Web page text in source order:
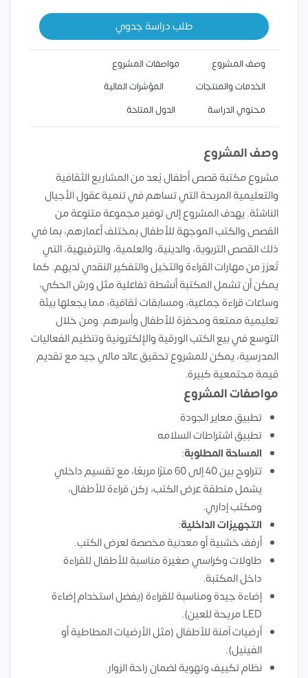
طلب دراسة جدوي
وصف المشروع
مواصفات المشروع
الخدمات والمنتجات
المؤشرات المالية
محتوي الدراسة
الدول المتاحة
وصف المشروع
مشروع مكتبة قصص أطفال يُعد من المشاريع الثقافية
والتعليمية المربحة التي تساهم في تنمية عقول الأجيال
الناشئة. يهدف المشروع إلى توفير مجموعة متنوعة من
القصص والكتب الموجهة للأطفال بمختلف أعمارهم، بما في
ذلك القصص التربوية، والدينية، والعلمية، والترفيهية، التي
تُعزز من مهارات القراءة والتخيل والتفكير النقدي لديهم. كما
يمكن أن تشمل المكتبة أنشطة تفاعلية مثل ورش الحكي،
وساعات قراءة جماعية، ومسابقات ثقافية، مما يجعلها بيئة
تعليمية ممتعة ومحفزة للأطفال وأسرهم. ومن خلال
التوسع في بيع الكتب الورقية والإلكترونية وتنظيم الفعاليات
المدرسية، يمكن للمشروع تحقيق عائد مالي جيد مع تقديم
قيمة مجتمعية كبيرة.
مواصفات المشروع
تطبيق معاير الجودة
تطبيق اشتراطات السلامه
المساحة المطلوبة:
تتراوح بين 40 إلى 60 مترًا مربعًا، مع تقسيم داخلي
يشمل منطقة عرض الكتب، ركن قراءة للأطفال،
ومكتب إداري.
التجهيزات الداخلية:
أرفف خشبية أو معدنية مخصصة لعرض الكتب.
طاولات وكراسي صغيرة مناسبة للأطفال للقراءة
داخل المكتبة.
إضاءة جيدة ومناسبة للقراءة (يفضل استخدام إضاءة
LED مريحة للعين).
أرضيات آمنة للأطفال (مثل الأرضيات المطاطية أو
الفينيل).
نظام تكييف وتهوية لضمان راحة الزوار.